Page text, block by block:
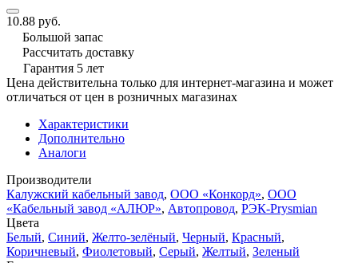
10.88 руб.
Большой запас
Рассчитать доставку
Гарантия 5 лет
Цена действительна только для интернет-магазина и может
отличаться от цен в розничных магазинах
Характеристики
Дополнительно
Аналоги
Производители
Калужский кабельный завод, ООО «Конкорд», ООО
«Кабельный завод «АЛЮР», Автопровод, РЭК-Prysmian
Цвета
Белый, Синий, Желто-зелёный, Черный, Красный,
Коричневый, Фиолетовый, Серый, Желтый, Зеленый